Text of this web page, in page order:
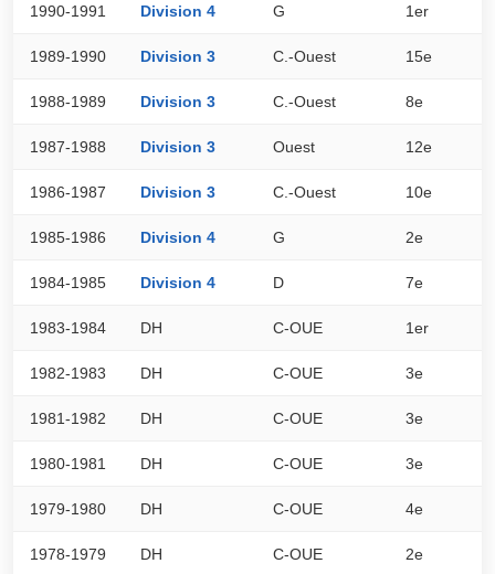
1990-1991 Division 4 G 1er
1989-1990 Division 3 C.-Ouest 15e
1988-1989 Division 3 C.-Ouest 8e
1987-1988 Division 3 Ouest 12e
1986-1987 Division 3 C.-Ouest 10e
1985-1986 Division 4 G 2e
1984-1985 Division 4 D 7e
1983-1984 DH C-OUE 1er
1982-1983 DH C-OUE 3e
1981-1982 DH C-OUE 3e
1980-1981 DH C-OUE 3e
1979-1980 DH C-OUE 4e
1978-1979 DH C-OUE 2e